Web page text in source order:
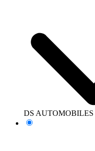
DS AUTOMOBILES